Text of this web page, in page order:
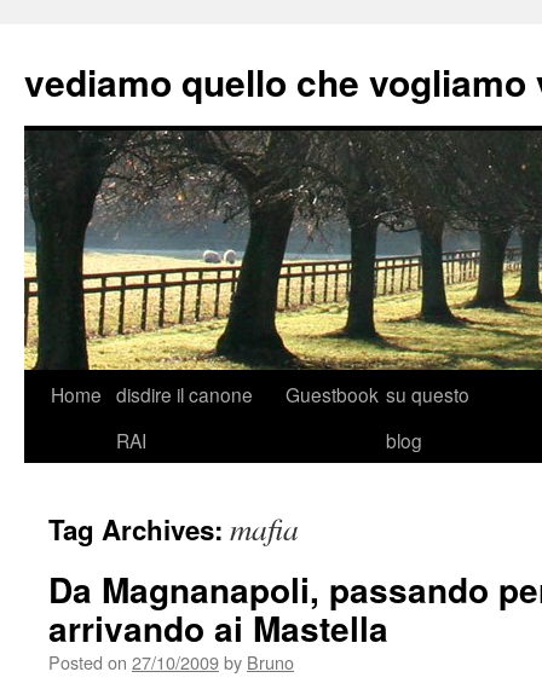
vediamo quello che vogliamo
Skip
Home disdire il canone
RAI
Guestbook su questo
blog
Tag Archives: mafia
Da Magnanapoli, passando
arrivando ai Mastella
Posted on 27/10/2009by Bruno